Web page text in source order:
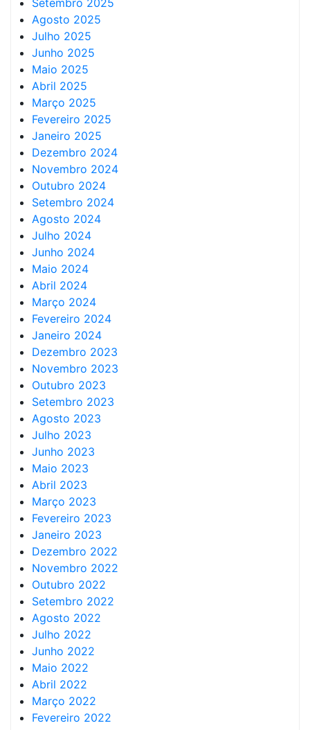
Setembro 2025
Agosto 2025
Julho 2025
Junho 2025
Maio 2025
Abril 2025
Março 2025
Fevereiro 2025
Janeiro 2025
Dezembro 2024
Novembro 2024
Outubro 2024
Setembro 2024
Agosto 2024
Julho 2024
Junho 2024
Maio 2024
Abril 2024
Março 2024
Fevereiro 2024
Janeiro 2024
Dezembro 2023
Novembro 2023
Outubro 2023
Setembro 2023
Agosto 2023
Julho 2023
Junho 2023
Maio 2023
Abril 2023
Março 2023
Fevereiro 2023
Janeiro 2023
Dezembro 2022
Novembro 2022
Outubro 2022
Setembro 2022
Agosto 2022
Julho 2022
Junho 2022
Maio 2022
Abril 2022
Março 2022
Fevereiro 2022